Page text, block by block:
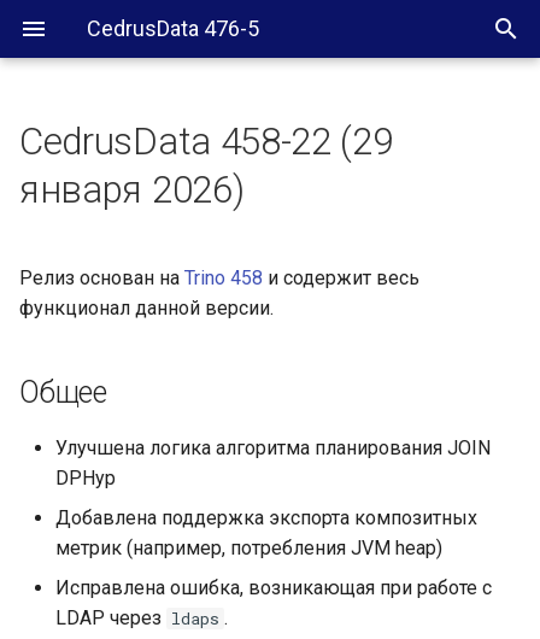
CedrusData 476-5
Iceberg коннектор
SQL Server коннектор
Oracle коннектор
File коннектор
CedrusData 458-22 (29
января 2026)
Релиз основан на Trino 458 и содержит весь
функционал данной версии.
Общее
Улучшена логика алгоритма планирования JOIN
DPHyp
Добавлена поддержка экспорта композитных
метрик (например, потребления JVM heap)
Исправлена ошибка, возникающая при работе с
LDAP через ldaps .